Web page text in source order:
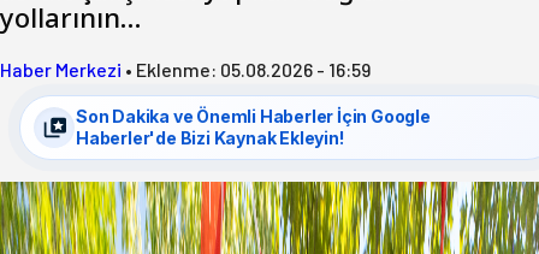
yollarının…
Haber Merkezi • Eklenme: 05.08.2026 - 16:59
Son Dakika ve Önemli Haberler İçin Google
Haberler'de Bizi Kaynak Ekleyin!